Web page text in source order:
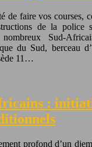
de faire vos courses,
de la police
Sud-
du Sud, berceau
11…
:
profond d’un